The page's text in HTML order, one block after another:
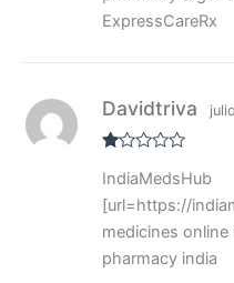
ExpressCareRx
al
or
ad
o
co
n
1
Davidtriva
IndiaMedsHub
[url=https://
medicines
pharmacy india